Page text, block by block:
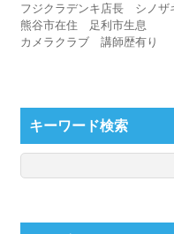
フジクラデンキ店長 シノザ
熊谷市在住 足利市生息
カメラクラブ 講師歴有り
キーワード検索